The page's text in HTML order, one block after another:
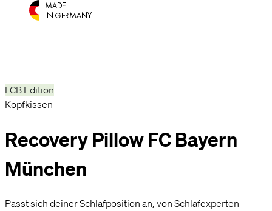
FCB Edition
Kopfkissen
Recovery Pillow FC Bayern
München
Passt sich deiner Schlafposition an, von Schlafexperten